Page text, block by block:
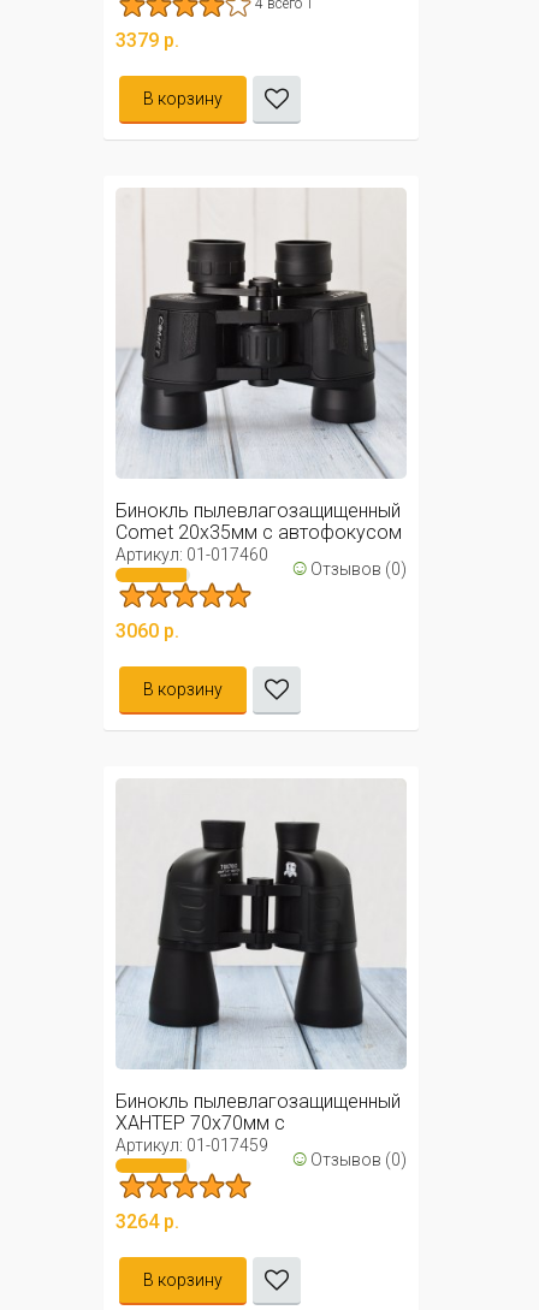
4 всего 1
3379 р.
В корзину
Бинокль пылевлагозащищенный
Comet 20х35мм с автофокусом
/ ...
Артикул: 01-017460 ☺ Отзывов (0)
3060 р.
В корзину
Бинокль пылевлагозащищенный
ХАНТЕР 70х70мм с
автофокусом / ...
Артикул: 01-017459 ☺ Отзывов (0)
3264 р.
В корзину